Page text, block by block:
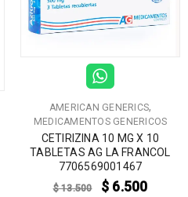
AMERICAN GENERICS,
MEDICAMENTOS GENERICOS
CETIRIZINA 10 MG X 10
TABLETAS AG LA FRANCOL
7706569001467
$13.500 $ 6.500